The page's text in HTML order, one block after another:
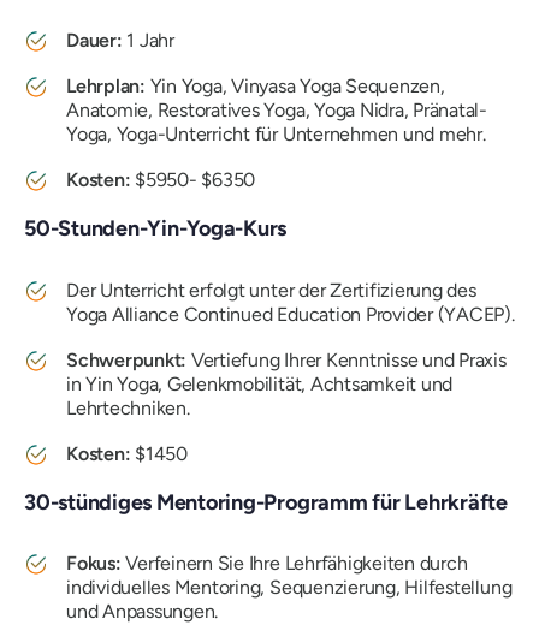
Dauer: 1 Jahr
Lehrplan: Yin Yoga, Vinyasa Yoga Sequenzen,
Anatomie, Restoratives Yoga, Yoga Nidra, Pränatal-
Yoga, Yoga-Unterricht für Unternehmen und mehr.
Kosten: $5950- $6350
50-Stunden-Yin-Yoga-Kurs
Der Unterricht erfolgt unter der Zertifizierung des
Yoga Alliance Continued Education Provider (YACEP).
Schwerpunkt: Vertiefung Ihrer Kenntnisse und Praxis
in Yin Yoga, Gelenkmobilität, Achtsamkeit und
Lehrtechniken.
Kosten: $1450
30-stündiges Mentoring-Programm für Lehrkräfte
Fokus: Verfeinern Sie Ihre Lehrfähigkeiten durch
individuelles Mentoring, Sequenzierung, Hilfestellung
und Anpassungen.